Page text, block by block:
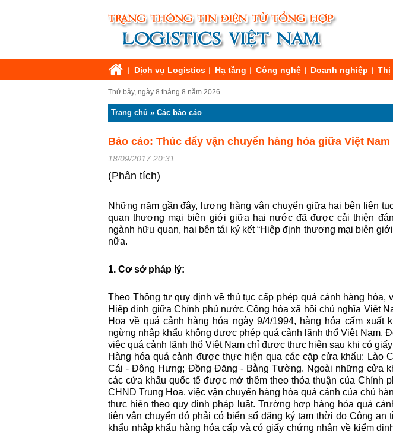
Dịch vụ Logistics Hạ tầng Công nghệ Doanh nghiệp Thị
Thứ bảy, ngày 8 tháng 8 năm 2026
Trang chủ » Các báo cáo
Báo cáo: Thúc đẩy vận chuyển hàng hóa giữa Việt
18/09/2017 20:31
(Phân tích)
Những năm gần đây, lượng hàng vận chuyển giữa hai bên liên
quan thương mại biên giới giữa hai nước đã được cải thiện
ngành hữu quan, hai bên tái ký kết “Hiệp định thương mại biên
nữa.
1. Cơ sở pháp lý:
Theo Thông tư quy định về thủ tục cấp phép quá cảnh hàng hóa,
Hiệp định giữa Chính phủ nước Cộng hòa xã hội chủ nghĩa Việt
Hoa về quá cảnh hàng hóa ngày 9/4/1994, hàng hóa cấm xuất
ngừng nhập khẩu không được phép quá cảnh lãnh thổ Việt Nam.
việc quá cảnh lãnh thổ Việt Nam chỉ được thực hiện sau khi có
Hàng hóa quá cảnh được thực hiện qua các cặp cửa khẩu: Lào
Cái - Đông Hưng; Đồng Đăng - Bằng Tường. Ngoài những cửa
các cửa khẩu quốc tế được mở thêm theo thỏa thuận của Chính
CHND Trung Hoa. việc vận chuyển hàng hóa quá cảnh của chủ
thực hiện theo quy định pháp luật. Trường hợp hàng hóa quá
tiện vận chuyển đó phải có biển số đăng ký tạm thời do Công
khẩu nhập khẩu hàng hóa cấp và có giấy chứng nhận về kiểm